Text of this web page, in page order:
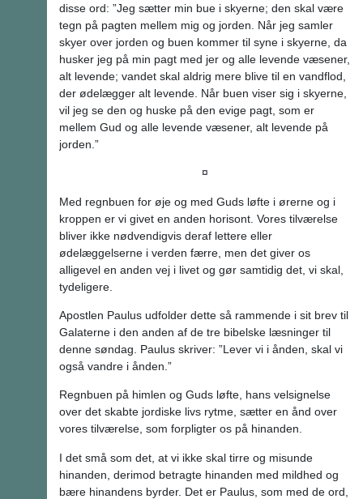
disse ord: ”Jeg sætter min bue i skyerne; den skal være
tegn på pagten mellem mig og jorden. Når jeg samler
skyer over jorden og buen kommer til syne i skyerne, da
husker jeg på min pagt med jer og alle levende væsener,
alt levende; vandet skal aldrig mere blive til en vandflod,
der ødelægger alt levende. Når buen viser sig i skyerne,
vil jeg se den og huske på den evige pagt, som er
mellem Gud og alle levende væsener, alt levende på
jorden.”
¤
Med regnbuen for øje og med Guds løfte i ørerne og i
kroppen er vi givet en anden horisont. Vores tilværelse
bliver ikke nødvendigvis deraf lettere eller
ødelæggelserne i verden færre, men det giver os
alligevel en anden vej i livet og gør samtidig det, vi skal,
tydeligere.
Apostlen Paulus udfolder dette så rammende i sit brev til
Galaterne i den anden af de tre bibelske læsninger til
denne søndag. Paulus skriver: ”Lever vi i ånden, skal vi
også vandre i ånden.”
Regnbuen på himlen og Guds løfte, hans velsignelse
over det skabte jordiske livs rytme, sætter en ånd over
vores tilværelse, som forpligter os på hinanden.
I det små som det, at vi ikke skal tirre og misunde
hinanden, derimod betragte hinanden med mildhed og
bære hinandens byrder. Det er Paulus, som med de ord,